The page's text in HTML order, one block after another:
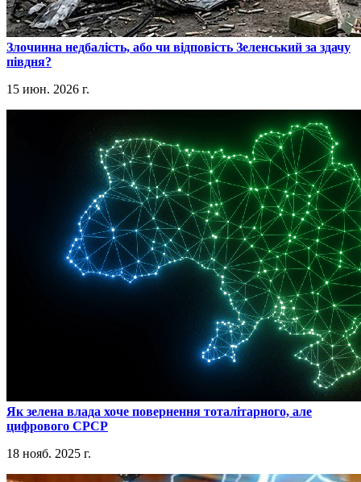
​Злочинна недбалість, або чи відповість Зеленський за здачу
півдня?
15 июн. 2026 г.
​Як зелена влада хоче повернення тоталітарного, але
цифрового СРСР
18 нояб. 2025 г.